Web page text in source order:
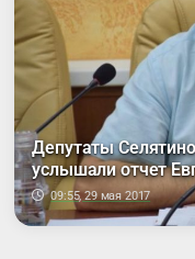
Депутаты
услышали отчет
09:55, 29 мая 2017